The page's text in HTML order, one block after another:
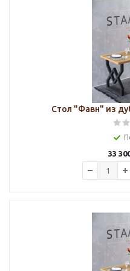
Стол "Фавн" из
33